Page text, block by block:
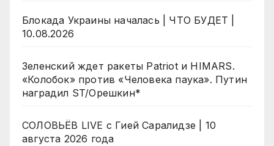
Блокада Украины началась | ЧТО БУДЕТ |
10.08.2026
Зеленский ждет ракеты Patriot и HIMARS.
«Колобок» против «Человека паука». Путин
наградил ST/Орешкин*
СОЛОВЬЁВ LIVE с Гией Саралидзе | 10
августа 2026 года